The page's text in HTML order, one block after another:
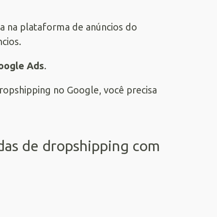
na plataforma de anúncios do
Ads.
no Google, você precisa
de dropshipping com